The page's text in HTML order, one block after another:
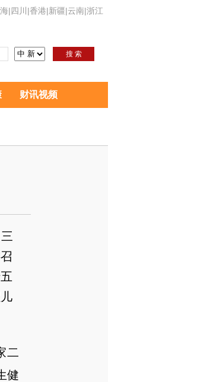
海|四川 |香港|新疆|云南|浙江
搜 索
财讯视频
二
健